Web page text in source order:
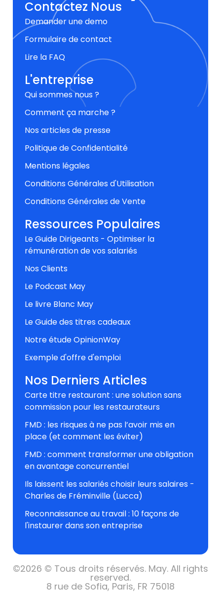
Contactez Nous
Demander une demo
Formulaire de contact
Lire la FAQ
L'entreprise
Qui sommes nous ?
Comment ça marche ?
Nos articles de presse
Politique de Confidentialité
Mentions légales
Conditions Générales d'Utilisation
Conditions Générales de Vente
Ressources Populaires
Le Guide Dirigeants - Optimiser la
rémunération de vos salariés
Nos Clients
Le Podcast May
Le livre Blanc May
Le Guide des titres cadeaux
Notre étude OpinionWay
Exemple d'offre d'emploi
Nos Derniers Articles
Carte titre restaurant : une solution sans
commission pour les restaurateurs
FMD : les risques à ne pas l’avoir mis en
place (et comment les éviter)
FMD : comment transformer une obligation
en avantage concurrentiel
Ils laissent les salariés choisir leurs salaires -
Charles de Fréminville (Lucca)
Reconnaissance au travail : 10 façons de
l'instaurer dans son entreprise
©2026 © Tous droits réservés. May. All rights
reserved.
8 rue de Sofia, Paris, FR 75018